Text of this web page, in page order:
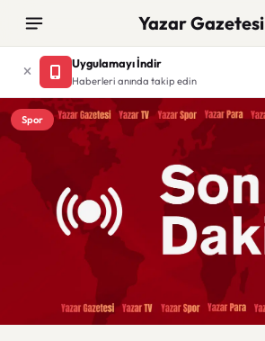
Yazar Gazetesi
Uygulamayı İndir
Haberleri anında takip edin
Spor